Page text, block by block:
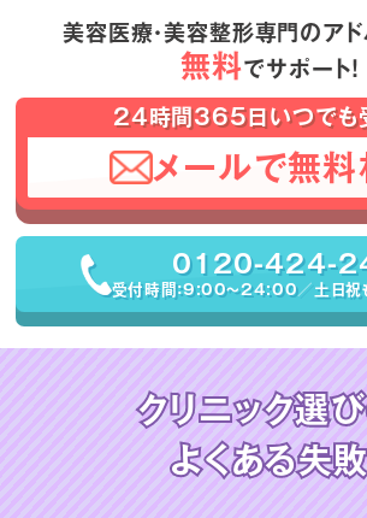
美容医療・美容整形専門のア
無料でサポート！
24時間365日いつでも
メールで無料
0120-424-
受付時間：9:00〜24:00／土日祝
クリニック選
よくある失敗